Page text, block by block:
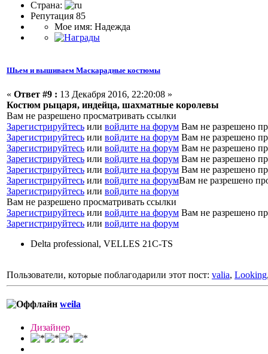
Страна:
Репутация 85
Мое имя: Надежда
Шьем и вышиваем Маскарадные костюмы
« Ответ #9 : 13 Декабря 2016, 22:20:08 »
Костюм рыцаря, индейца, шахматные королевы
Вам не разрешено просматривать ссылки
Зарегистрируйтесь или войдите на форум Вам не разрешено
Зарегистрируйтесь или войдите на форум Вам не разрешено
Зарегистрируйтесь или войдите на форум Вам не разрешено
Зарегистрируйтесь или войдите на форум Вам не разрешено
Зарегистрируйтесь или войдите на форум Вам не разрешено
Зарегистрируйтесь или войдите на форумВам не разрешено
Зарегистрируйтесь или войдите на форум
Вам не разрешено просматривать ссылки
Зарегистрируйтесь или войдите на форум Вам не разрешено
Зарегистрируйтесь или войдите на форум
Delta professional, VELLES 21C-TS
Пользователи, которые поблагодарили этот пост: valia, Looking
weila
Дизайнер